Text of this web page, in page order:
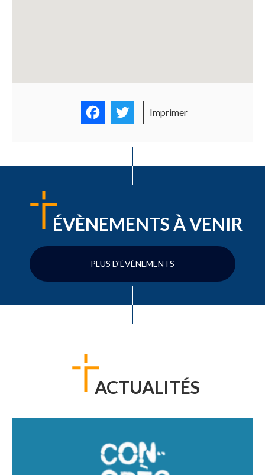
FacebookTwitter
Imprimer
ÉVÈNEMENTS À VENIR
PLUS D'ÉVÉNEMENTS
ACTUALITÉS